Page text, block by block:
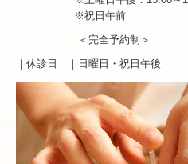
整骨
交通事故
鍼・お灸
※祝日午前
＜完全予約制＞
｜休診日 ｜ 日曜日・祝日午後